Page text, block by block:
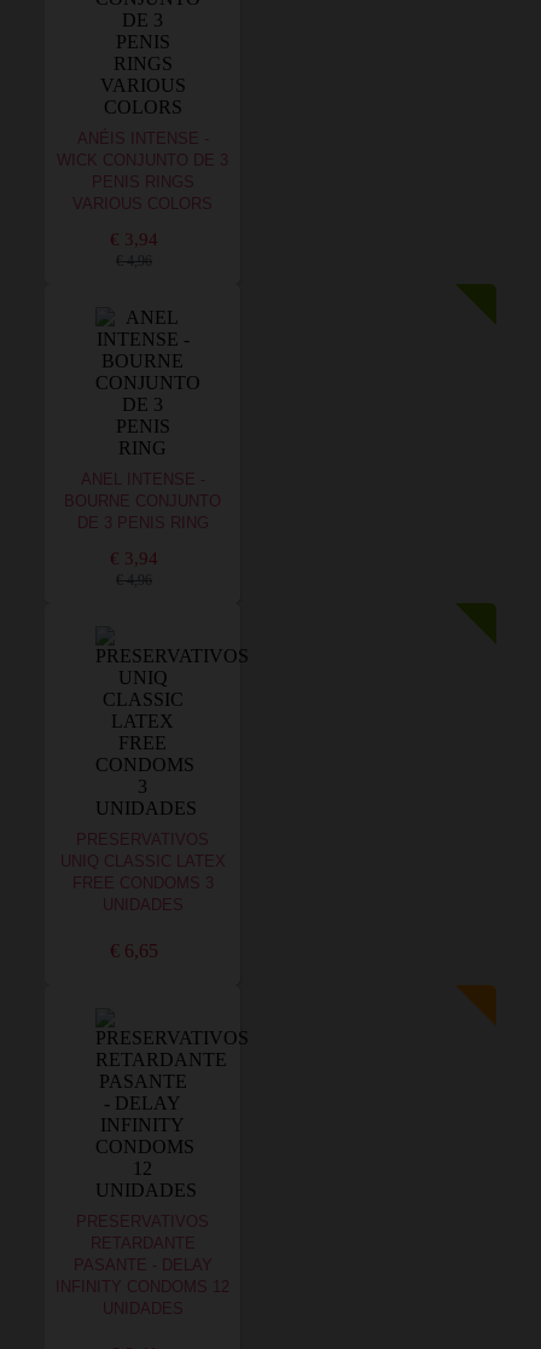
ANÉIS INTENSE -
WICK CONJUNTO DE 3
PENIS RINGS
VARIOUS COLORS
€ 3,94
€ 4,96
ANEL INTENSE -
BOURNE CONJUNTO
DE 3 PENIS RING
€ 3,94
€ 4,96
PRESERVATIVOS
UNIQ CLASSIC LATEX
FREE CONDOMS 3
UNIDADES
€ 6,65
PRESERVATIVOS
RETARDANTE
PASANTE - DELAY
INFINITY CONDOMS 12
UNIDADES